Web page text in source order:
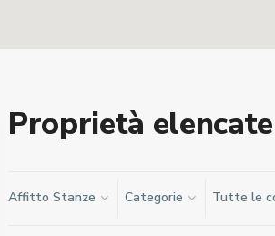
Proprietà
Affitto Stanze Categorie Tutte le